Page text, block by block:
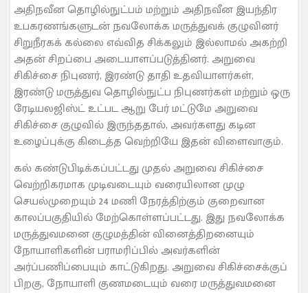
அதிநவீன தொழில்நுட்பம் மற்றும் அதிநவீன இயந்திர
உபகரணங்களுடன் நவலோக்க மருத்துவக் குழுவினர்
சிறுநீரகக் கல்லை எவ்வித சிக்கலும் இல்லாமல் அகற்றி
அதன் சிறப்பை அடையாளப்படுத்தினர். அறுவை
சிகிச்சை நிபுணர், இரண்டு தாதி உதவியாளர்கள்,
இரண்டு மருத்துவ தொழில்நுட்ப நிபுணர்கள் மற்றும் ஒரு
ரேடியலஜிஸ்ட் உட்பட ஆறு பேர் மட்டுமே அறுவை
சிகிச்சை குழுவில் இருந்ததால், அவர்களது கடின
உழைப்புக்கு கிடைத்த வெற்றியே இதன் விளைவாகும்.
கல் கண்டுபிடிக்கப்பட்டது முதல் அறுவை சிகிச்சை
வெற்றிகரமாக முடிவடையும் வரையிலான முழு
செயல்முறையும் 24 மணி நேரத்திற்கும் குறைவான
காலப்பகுதியில் மேற்கொள்ளப்பட்டது. இது நவலோக்க
மருத்துவமனை குழுமத்தின் வினைத்திறனையும்
நோயாளிகளின் பராமரிப்பில் அவர்களின்
அர்ப்பணிப்பையும் காட்டுகிறது. அறுவை சிகிச்சைக்குப்
பிறகு, நோயாளி குணமடையும் வரை மருத்துவமனை